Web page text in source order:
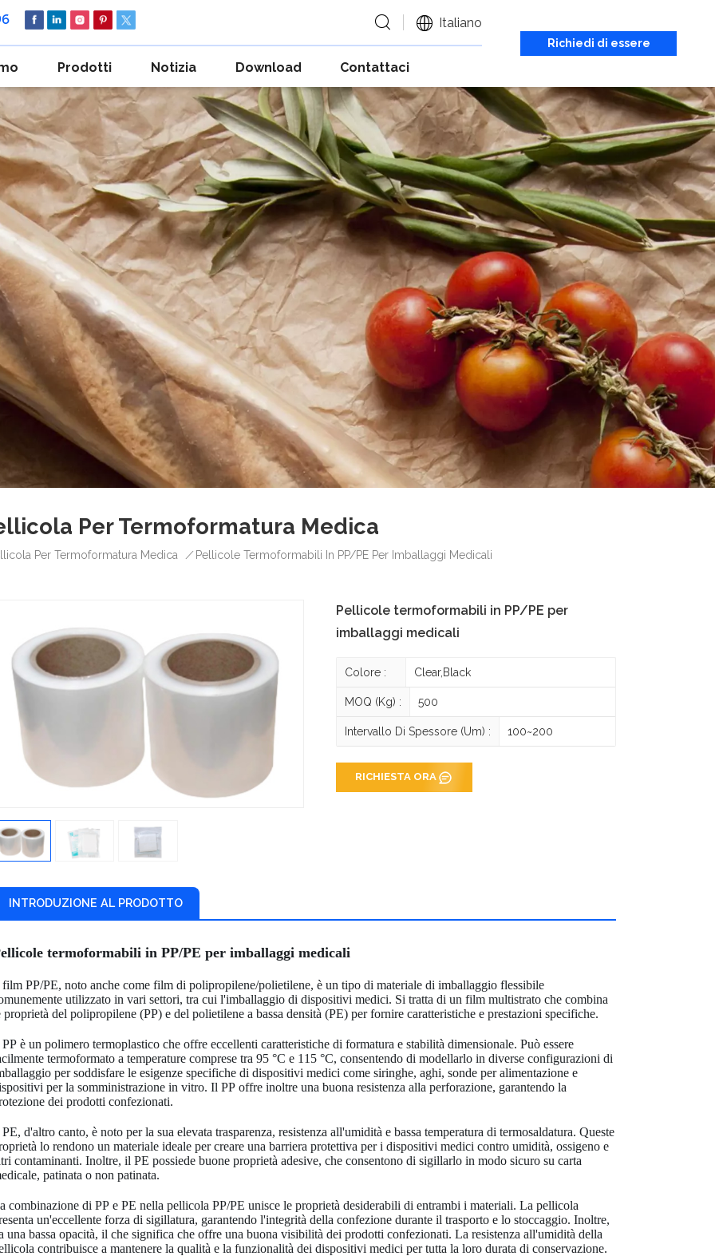
Italiano
Prodotti Notizia Download Contattaci
Richiedi di essere
Per Termoformatura Medica
Per Termoformatura Medica / Pellicole Termoformabili In PP/PE Per Imballaggi Medicali
Pellicole termoformabili in PP/PE per
imballaggi medicali
Colore : Clear,Black
MOQ (kg) : 500
Intervallo Di Spessore (um) : 100~200
RICHIESTA ORA
INTRODUZIONE AL PRODOTTO
termoformabili in PP/PE per imballaggi medicali
PP/PE, noto anche come film di polipropilene/polietilene, è un tipo di materiale di imballaggio flessibile
utilizzato in vari settori, tra cui l'imballaggio di dispositivi medici. Si tratta di un film multistrato che combina
proprietà del polipropilene (PP) e del polietilene a bassa densità (PE) per fornire caratteristiche e prestazioni specifiche.
è un polimero termoplastico che offre eccellenti caratteristiche di formatura e stabilità dimensionale. Può essere
termoformato a temperature comprese tra 95 °C e 115 °C, consentendo di modellarlo in diverse configurazioni di
per soddisfare le esigenze specifiche di dispositivi medici come siringhe, aghi, sonde per alimentazione e
per la somministrazione in vitro. Il PP offre inoltre una buona resistenza alla perforazione, garantendo la
dei prodotti confezionati.
d'altro canto, è noto per la sua elevata trasparenza, resistenza all'umidità e bassa temperatura di termosaldatura. Queste
lo rendono un materiale ideale per creare una barriera protettiva per i dispositivi medici contro umidità, ossigeno e
contaminanti. Inoltre, il PE possiede buone proprietà adesive, che consentono di sigillarlo in modo sicuro su carta
patinata o non patinata.
combinazione di PP e PE nella pellicola PP/PE unisce le proprietà desiderabili di entrambi i materiali. La pellicola
un'eccellente forza di sigillatura, garantendo l'integrità della confezione durante il trasporto e lo stoccaggio. Inoltre,
una bassa opacità, il che significa che offre una buona visibilità dei prodotti confezionati. La resistenza all'umidità della
contribuisce a mantenere la qualità e la funzionalità dei dispositivi medici per tutta la loro durata di conservazione.